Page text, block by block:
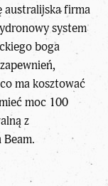
australijska firma
system
boga
ma kosztować
moc 100
z